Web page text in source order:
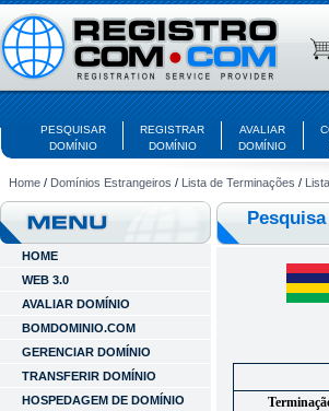
PESQUISAR
DOMÍNIO
REGISTRAR
DOMÍNIO
AVALIAR
DOMÍNIO
Home / Domínios Estrangeiros / Lista de Terminações /
HOME
WEB 3.0
AVALIAR DOMÍNIO
BOMDOMINIO.COM
GERENCIAR DOMÍNIO
TRANSFERIR DOMÍNIO
HOSPEDAGEM DE DOMÍNIO